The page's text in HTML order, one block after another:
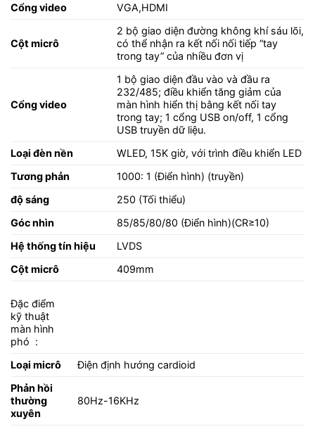
Cổng video VGA,HDMI
Cột micrô
2 bộ giao diện đường không khí sáu lõi,
có thể nhận ra kết nối nối tiếp “tay
trong tay” của nhiều đơn vị
Cổng video
1 bộ giao diện đầu vào và đầu ra
232/485; điều khiển tăng giảm của
màn hình hiển thị bằng kết nối tay
trong tay; 1 cổng USB on/off, 1 cổng
USB truyền dữ liệu.
Loại đèn nền
WLED, 15K giờ, với trình điều khiển LED
Tương phản
1000: 1 (Điển hình) (truyền)
độ sáng
250 (Tối thiểu)
Góc nhìn
85/85/80/80 (Điển hình)(CR≥10)
Hệ thống tín hiệu
LVDS
Cột micrô
409mm
Đặc điểm
kỹ thuật
màn hình
phó :
Loại micrô
Điện định hướng cardioid
Phản hồi
thường
xuyên
80Hz-16KHz